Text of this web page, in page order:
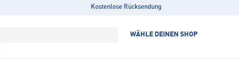
Kostenlose Rücksendung
WÄHLE DEINEN SHOP